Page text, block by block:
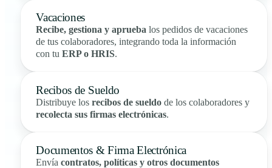
Vacaciones
Recibe, gestiona y aprueba los pedidos de vacaciones
de tus colaboradores, integrando toda la información
con tuERP o HRIS.
Recibos de Sueldo
Distribuye losrecibos de sueldo de los colaboradores y
recolecta sus firmas electrónicas.
Documentos & Firma Electrónica
Envíacontratos, políticas y otros documentos